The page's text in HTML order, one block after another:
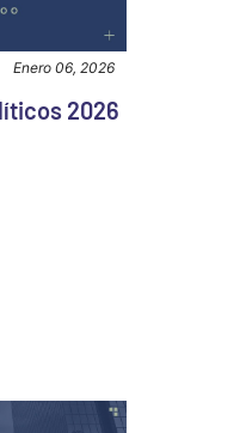
Enero 06, 2026
2026